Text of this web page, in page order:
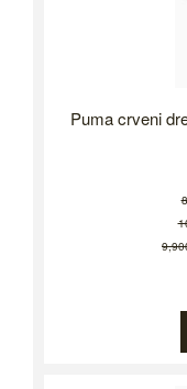
Puma crveni